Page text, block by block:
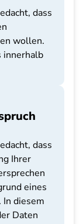
dass
wollen.
innerhalb
dass
Ihrer
eines
diesem
Daten